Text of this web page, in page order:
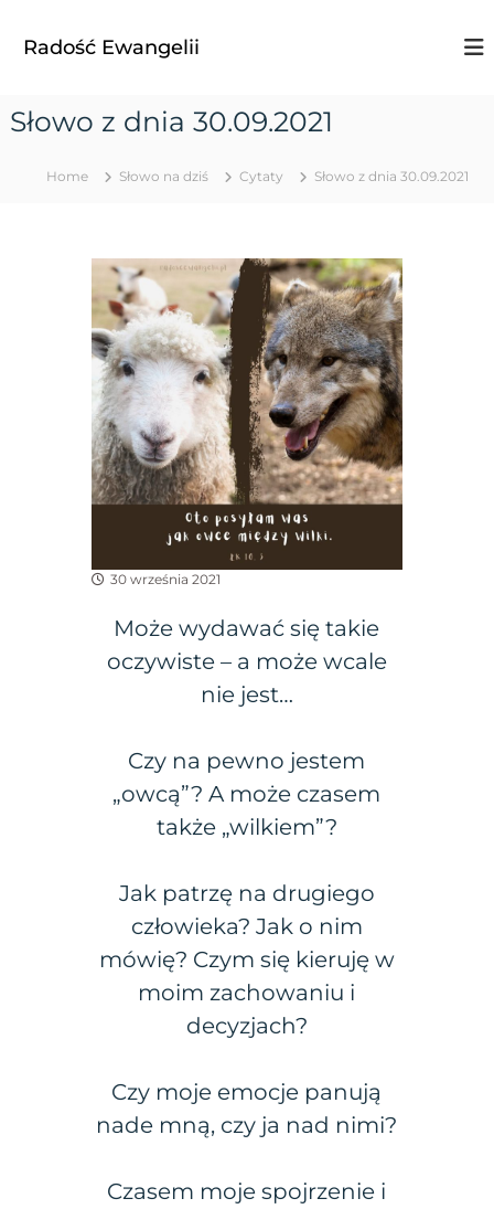
Radość Ewangelii
Słowo z dnia 30.09.2021
Home Słowo na dziś Cytaty Słowo z dnia 30.09.2021
30 września 2021
Może wydawać się takie
oczywiste – a może wcale
nie jest…
Czy na pewno jestem
„owcą”? A może czasem
także „wilkiem”?
Jak patrzę na drugiego
człowieka? Jak o nim
mówię? Czym się kieruję w
moim zachowaniu i
decyzjach?
Czy moje emocje panują
nade mną, czy ja nad nimi?
Czasem moje spojrzenie i